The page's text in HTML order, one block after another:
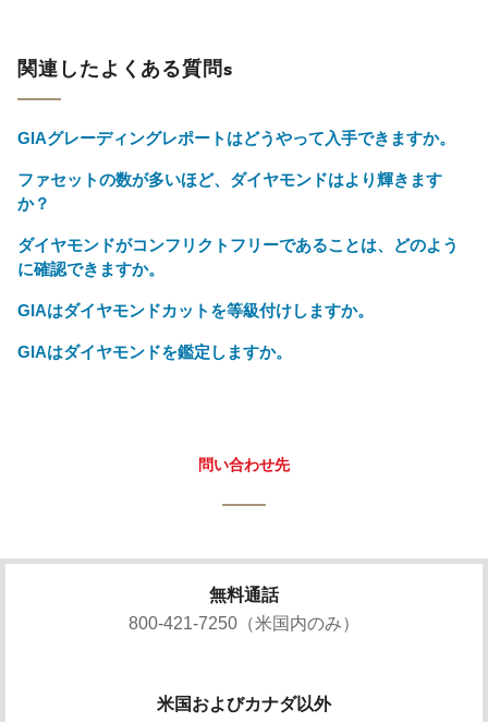
関連したよくある質問s
GIAグレーディングレポートはどうやって入手できますか。
ファセットの数が多いほど、ダイヤモンドはより輝きます
か？
ダイヤモンドがコンフリクトフリーであることは、どのよう
に確認できますか。
GIAはダイヤモンドカットを等級付けしますか。
GIAはダイヤモンドを鑑定しますか。
問い合わせ先
無料通話
800-421-7250（米国内のみ）
米国およびカナダ以外